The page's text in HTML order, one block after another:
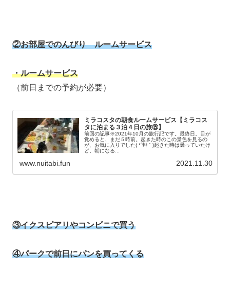
②お部屋でのんびり ルームサービス
・ルームサービス
（前日までの予約が必要）
ミラコスタの朝食ルームサービス【ミラコス
タに泊まる３泊４日の旅⑮】
前回の記事※2021年10月の旅行記です。最終日。目が
覚めると、まだ５時前。起きた時のこの景色を見るの
が、お気に入りでした( *´艸｀)起きた時は曇っていたけ
ど、朝になる...
www.nuitabi.fun 2021.11.30
③イクスピアリやコンビニで買う
④パークで前日にパンを買ってくる